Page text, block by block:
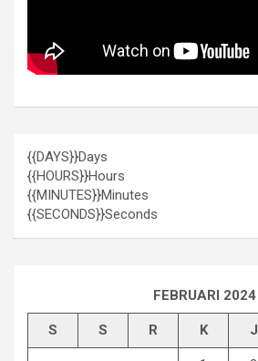
{{DAYS}}Days
{{HOURS}}Hours
{{MINUTES}}Minutes
{{SECONDS}}Seconds
FEBRUARI 2024
S S R K J